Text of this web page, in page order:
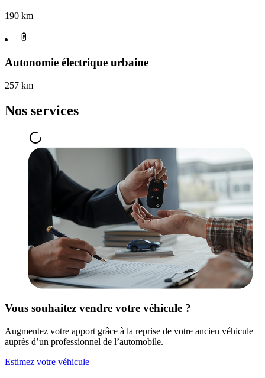
190 km
Autonomie électrique urbaine
257 km
Nos services
Vous souhaitez vendre votre véhicule ?
Augmentez votre apport grâce à la reprise de votre ancien véhicule
auprès d’un professionnel de l’automobile.
Estimez votre véhicule